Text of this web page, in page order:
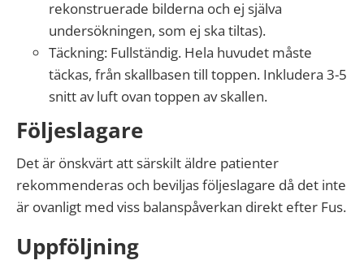
rekonstruerade bilderna och ej själva
undersökningen, som ej ska tiltas).
Täckning: Fullständig. Hela huvudet måste
täckas, från skallbasen till toppen. Inkludera 3-5
snitt av luft ovan toppen av skallen.
Följeslagare
Det är önskvärt att särskilt äldre patienter
rekommenderas och beviljas följeslagare då det inte
är ovanligt med viss balanspåverkan direkt efter Fus.
Uppföljning